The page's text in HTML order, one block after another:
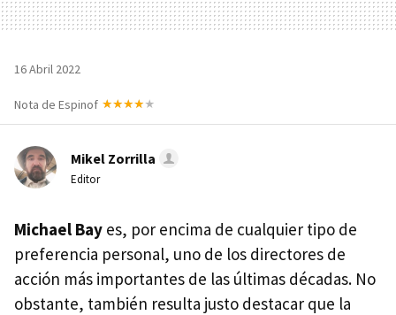
16 Abril 2022
Nota de Espinof
Mikel Zorrilla
Editor
Michael Bay es, por encima de cualquier tipo de
preferencia personal, uno de los directores de
acción más importantes de las últimas décadas. No
obstante, también resulta justo destacar que la